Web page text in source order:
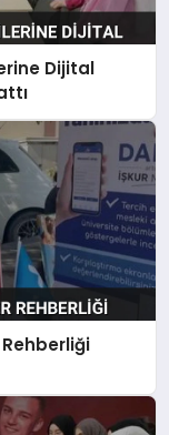
Dijital
Rehberliği